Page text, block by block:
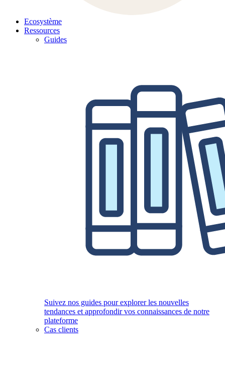
Ecosystème
Ressources
Guides
Suivez nos guides pour explorer les nouvelles
tendances et approfondir vos connaissances de notre
plateforme
Cas clients